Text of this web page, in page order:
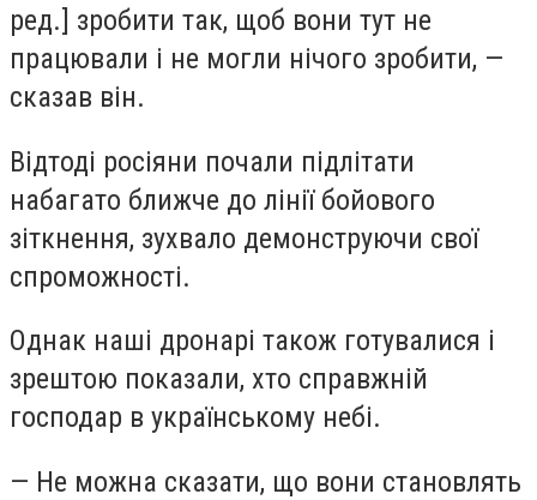
ред.] зробити так, щоб вони тут не
працювали і не могли нічого зробити, —
сказав він.
Відтоді росіяни почали підлітати
набагато ближче до лінії бойового
зіткнення, зухвало демонструючи свої
спроможності.
Однак наші дронарі також готувалися і
зрештою показали, хто справжній
господар в українському небі.
— Не можна сказати, що вони становлять